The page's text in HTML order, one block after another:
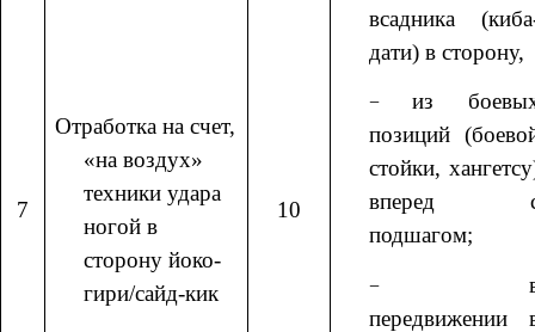
7
Отработка на счет,
«на воздух»
техники удара
ногой в
сторону йоко-
гири/сайд-кик
10
всадника
дати) в сторону,
из
позиций
стойки,
вперед
подшагом;
передвижении